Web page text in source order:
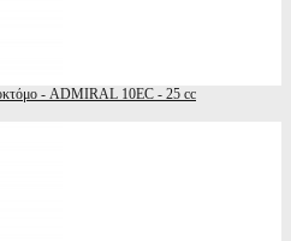
- ADMIRAL 10EC - 25 cc